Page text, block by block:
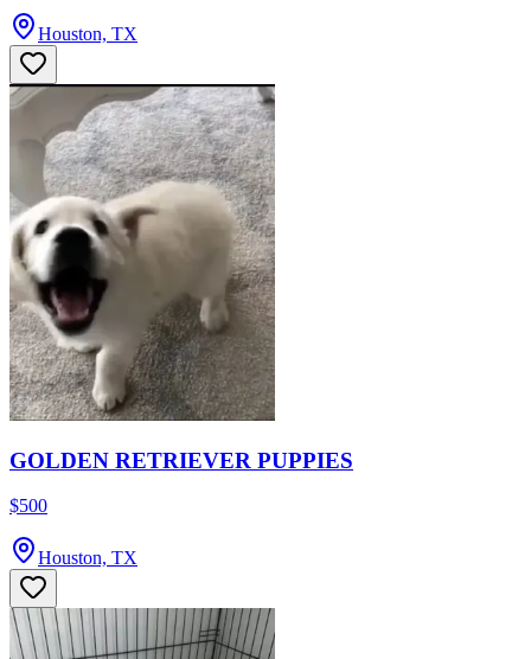
Houston, TX
GOLDEN RETRIEVER PUPPIES
$500
Houston, TX